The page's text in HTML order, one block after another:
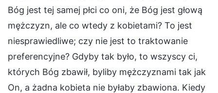
Bóg jest tej samej płci co oni, że Bóg jest głową
mężczyzn, ale co wtedy z kobietami? To jest
niesprawiedliwe; czy nie jest to traktowanie
preferencyjne? Gdyby tak było, to wszyscy ci,
których Bóg zbawił, byliby mężczyznami tak jak
On, a żadna kobieta nie byłaby zbawiona. Kiedy